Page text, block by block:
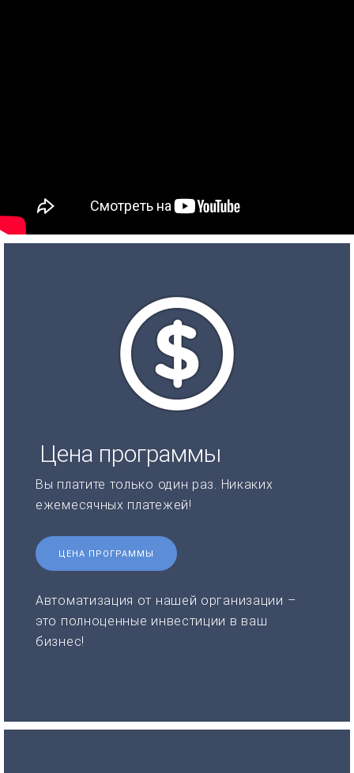
Цена программы
Вы платите только один раз. Никаких
ежемесячных платежей!
ЦЕНА ПРОГРАММЫ
Автоматизация от нашей организации –
это полноценные инвестиции в ваш
бизнес!